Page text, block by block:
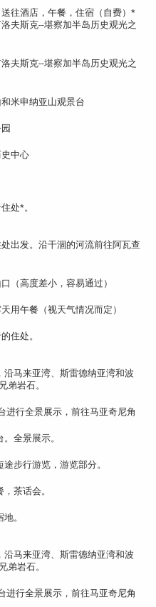
往酒店，午餐，住宿（自费）*
夫斯克--堪察加半岛历史观光之
夫斯克--堪察加半岛历史观光之
米申纳亚山观景台
中心
处*。
出发。沿干涸的河流前往阿瓦查
（高度差小，容易通过）
用午餐（视天气情况而定）
住处。
沿马来亚湾、斯雷德纳亚湾和波
弟岩石。
进行全景展示，前往马亚奇尼角
全景展示。
步行游览，游览部分。
茶话会。
。
沿马来亚湾、斯雷德纳亚湾和波
弟岩石。
进行全景展示，前往马亚奇尼角